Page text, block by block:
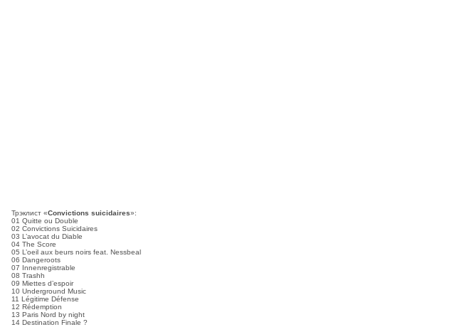
Трэклист «Convictions suicidaires»:
01 Quitte ou Double
02 Convictions Suicidaires
03 L’avocat du Diable
04 The Score
05 L’oeil aux beurs noirs feat. Nessbeal
06 Dangeroots
07 Innenregistrable
08 Trashh
09 Miettes d’espoir
10 Underground Music
11 Légitime Défense
12 Rédemption
13 Paris Nord by night
14 Destination Finale ?